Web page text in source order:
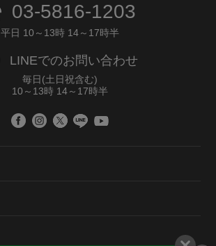
03-5816-1203
平日 10～13時 14～17時半
LINEでのお問い合わせ
毎日(土日祝含む)
10～13時 14～17時半